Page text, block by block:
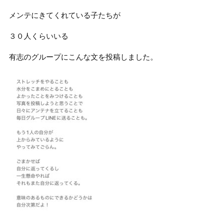
メンテにきてくれている子たちが
３０人くらいいる
有志のグループにこんな文を投稿しました。